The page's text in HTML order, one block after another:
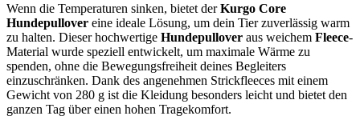
Wenn die Temperaturen sinken, bietet derKurgo Core
Hundepullover eine ideale Lösung, um dein Tier zuverlässig warm
zu halten. Dieser hochwertige Hundepullover aus weichem Fleece-
Material wurde speziell entwickelt, um maximale Wärme zu
spenden, ohne die Bewegungsfreiheit deines Begleiters
einzuschränken. Dank des angenehmen Strickfleeces mit einem
Gewicht von 280 g ist die Kleidung besonders leicht und bietet den
ganzen Tag über einen hohen Tragekomfort.